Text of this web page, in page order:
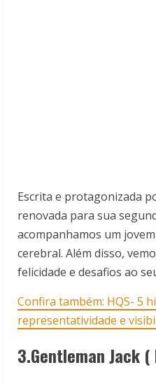
Escrita e protagonizada
renovada para sua
acompanhamos um
cerebral. Além disso,
felicidade e desafios ao
Confira também: HQS- 5
representatividade e
3.Gentleman Jack (